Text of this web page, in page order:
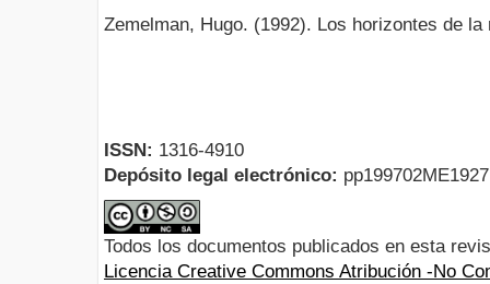
Zemelman, Hugo. (1992). Los horizontes de
ISSN: 1316-4910
Depósito legal electrónico:
Todos los documentos publicados en esta
Licencia Creative Commons Atribución -No